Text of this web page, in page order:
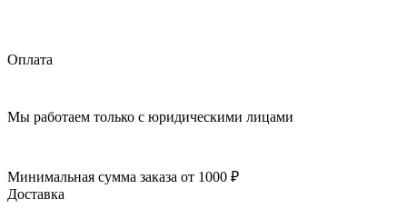
Оплата
Мы работаем только с юридическими лицами
Минимальная сумма заказа от 1000 ₽
Доставка